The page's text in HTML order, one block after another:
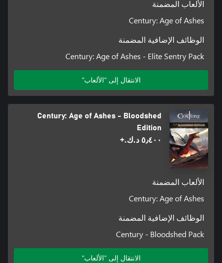
الألعاب المضمنة
Century: Age of Ashes
الوظائف الإضافية المضمنة
Century: Age of Ashes - Elite Sentry Pack
الانتقال إلى "الألعاب"
Century: Age of Ashes - Bloodshed
Edition
٥٫٤٠٠ د.ك.‏+
الألعاب المضمنة
Century: Age of Ashes
الوظائف الإضافية المضمنة
Century - Bloodshed Pack
الانتقال إلى "الألعاب"